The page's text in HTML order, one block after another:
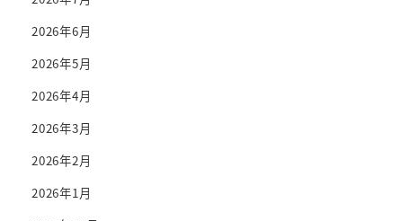
2026年6月
2026年5月
2026年4月
2026年3月
2026年2月
2026年1月